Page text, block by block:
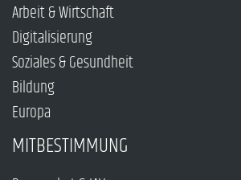
Arbeit & Wirtschaft
Digitalisierung
Soziales & Gesundheit
Bildung
Europa
MITBESTIMMUNG